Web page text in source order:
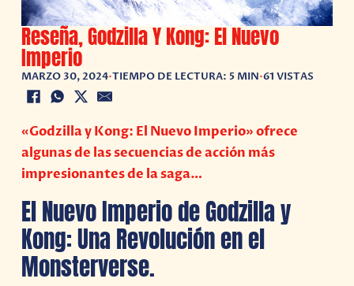
Reseña, Godzilla Y Kong: El Nuevo
Imperio
MARZO 30, 2024•TIEMPO DE LECTURA: 5 MIN•61 VISTAS
«Godzilla y Kong: El Nuevo Imperio» ofrece
algunas de las secuencias de acción más
impresionantes de la saga…
El Nuevo Imperio de Godzilla y
Kong: Una Revolución en el
Monsterverse.